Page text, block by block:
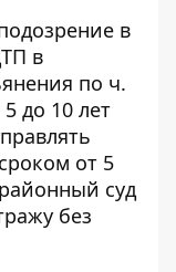
в
в
по ч.
до 10 лет
от 5
суд
без